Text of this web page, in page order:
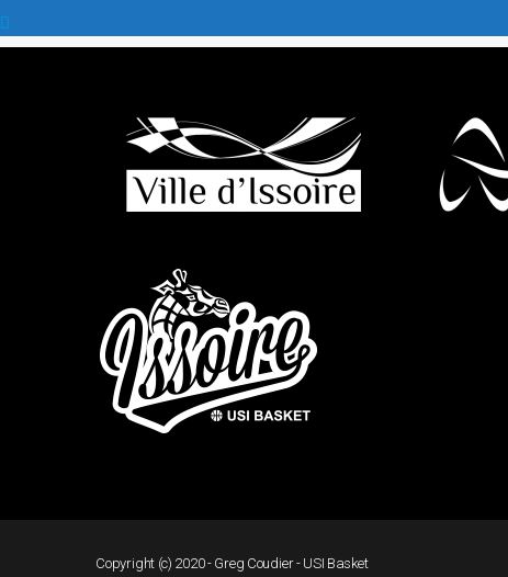
Copyright (c) 2020 - Greg Coudier - USI Basket